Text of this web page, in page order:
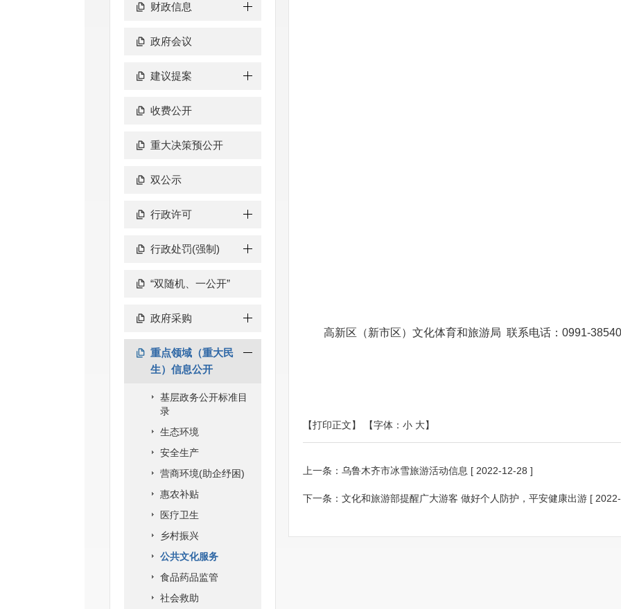
财政信息
政府会议
建议提案
收费公开
重大决策预公开
双公示
行政许可
行政处罚(强制)
“双随机、一公开”
政府采购
重点领域（重大民
生）信息公开
基层政务公开标准目
录
生态环境
安全生产
营商环境(助企纾困)
惠农补贴
医疗卫生
乡村振兴
公共文化服务
食品药品监管
社会救助
高新区（新市区）文化体育和旅游局 联系电话：0991-
【打印正文】 【字体： 小 大】
上一条： 乌鲁木齐市冰雪旅游活动信息 [ 2022-12-28 ]
下一条： 文化和旅游部提醒广大游客 做好个人防护，平安健康出游 [